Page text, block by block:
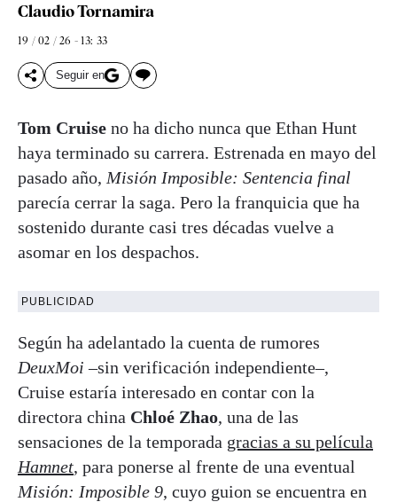
Claudio Tornamira
19 / 02 / 26 - 13: 33
Seguir en
Tom Cruise no ha dicho nunca que Ethan Hunt
haya terminado su carrera. Estrenada en mayo del
pasado año, Misión Imposible: Sentencia final
parecía cerrar la saga. Pero la franquicia que ha
sostenido durante casi tres décadas vuelve a
asomar en los despachos.
PUBLICIDAD
Según ha adelantado la cuenta de rumores
DeuxMoi –sin verificación independiente–,
Cruise estaría interesado en contar con la
directora china Chloé Zhao, una de las
sensaciones de la temporada gracias a su película
Hamnet, para ponerse al frente de una eventual
Misión: Imposible 9, cuyo guion se encuentra en